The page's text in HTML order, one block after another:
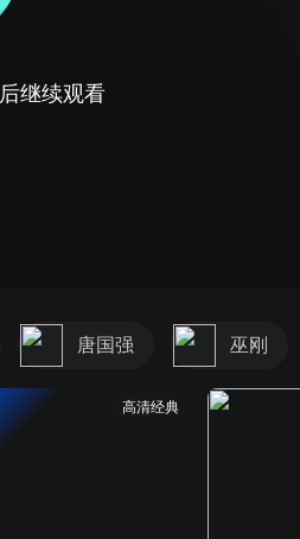
后继续观看
唐国强 巫刚
高清经典